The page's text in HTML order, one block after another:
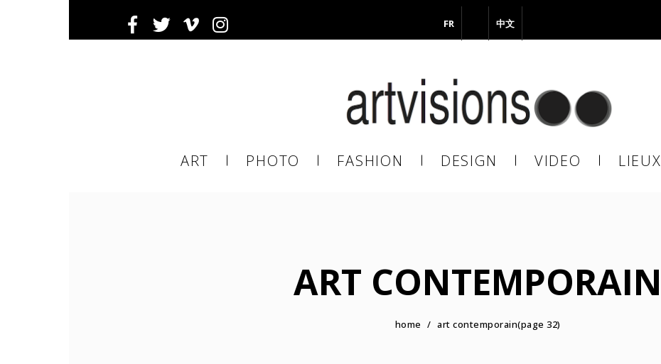
FR 中文
ART PHOTO FASHION DESIGN VIDEO LIEUX
ART CONTEMPORAIN
home / art contemporain(page 32)
Inscrivez-vous à notre Newsletter !